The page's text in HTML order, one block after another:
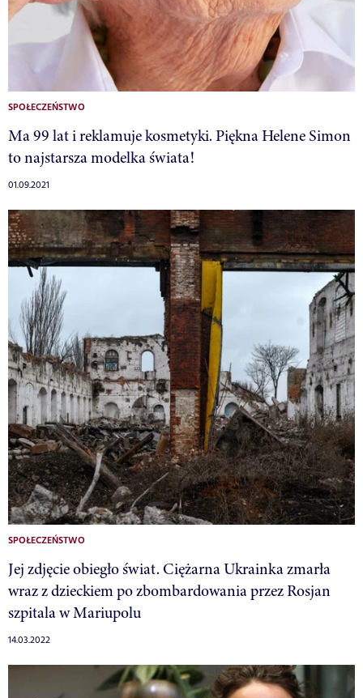
SPOŁECZEŃSTWO
Ma 99 lat i reklamuje kosmetyki. Piękna Helene Simon
to najstarsza modelka świata!
01.09.2021
SPOŁECZEŃSTWO
Jej zdjęcie obiegło świat. Ciężarna Ukrainka zmarła
wraz z dzieckiem po zbombardowania przez Rosjan
szpitala w Mariupolu
14.03.2022